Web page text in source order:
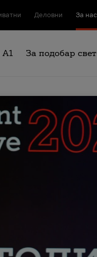
Деловни За нас
А1 За подобар свет